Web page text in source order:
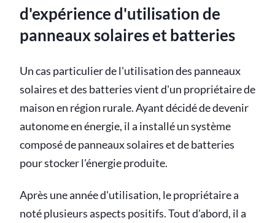
d'expérience d'utilisation de
panneaux solaires et batteries
Un cas particulier de l'utilisation des panneaux
solaires et des batteries vient d'un propriétaire de
maison en région rurale. Ayant décidé de devenir
autonome en énergie, il a installé un système
composé de panneaux solaires et de batteries
pour stocker l'énergie produite.
Après une année d'utilisation, le propriétaire a
noté plusieurs aspects positifs. Tout d'abord, il a